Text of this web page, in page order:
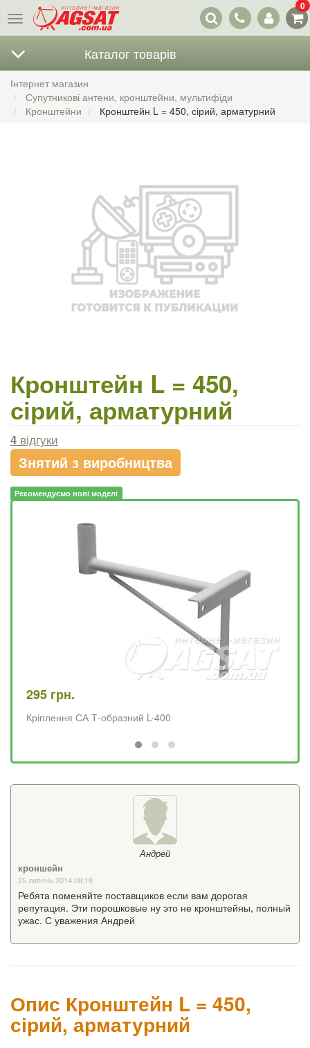
Меню
Наші
контакти
0
Каталог товарів
Інтернет магазин
Супутникові антени, кронштейни, мультифіди
Кронштейни
Кронштейн L = 450, сірий, арматурний
Кронштейн L = 450,
сірий, арматурний
4 відгуки
Знятий з виробництва
Рекомендуємо нові моделі
295 грн.
Кріплення СА Т-образний L-400
Андрей
кроншейн
25 липень 2014 08:18
Ребята поменяйте поставщиков если вам дорогая
репутация. Эти порошковые ну это не кронштейны, полный
ужас. С уважения Андрей
Опис Кронштейн L = 450,
сірий, арматурний